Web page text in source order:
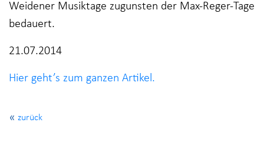
Weidener Musiktage zugunsten der Max-Reger-Tage
bedauert.
21.07.2014
Hier geht’s zum ganzen Artikel.
zurück